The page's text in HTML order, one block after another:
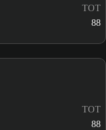
TOT
88
TOT
88